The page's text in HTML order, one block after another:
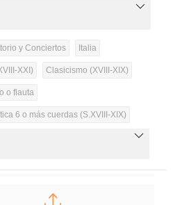
y Conciertos Italia
XXI) Clasicismo (XVIII-XIX)
o flauta
6 o más cuerdas (S.XVIII-XIX)